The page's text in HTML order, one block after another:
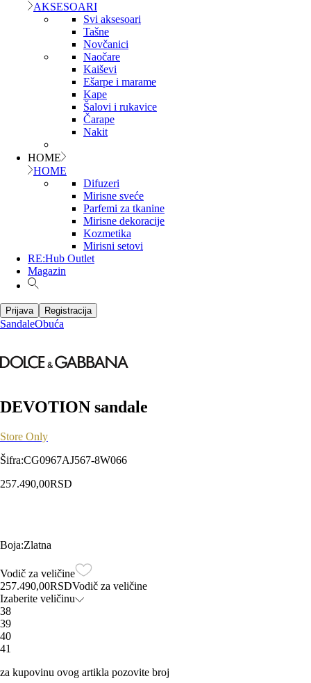
AKSESOARI
Svi aksesoari
Tašne
Novčanici
Naočare
Kaiševi
Ešarpe i marame
Kape
Šalovi i rukavice
Čarape
Nakit
HOME
HOME
Difuzeri
Mirisne sveće
Parfemi za tkanine
Mirisne dekoracije
Kozmetika
Mirisni setovi
RE:Hub Outlet
Magazin
Prijava Registracija
SandaleObuća
DEVOTION sandale
Store Only
Šifra:CG0967AJ567-8W066
257.490,00RSD
Boja:Zlatna
Vodič za veličine
257.490,00RSDVodič za veličine
Izaberite veličinu
38
39
40
41
za kupovinu ovog artikla pozovite broj